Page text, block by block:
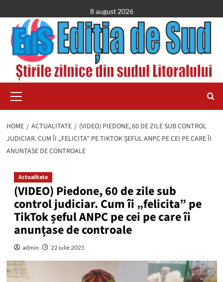
to
content
8 august 2026
Menu
HOME ACTUALITATE
(VIDEO) PIEDONE, 60 DE ZILE SUB CONTROL
JUDICIAR. CUM ÎI „FELICITA” PE TIKTOK ȘEFUL ANPC PE CEI PE CARE ÎI
ANUNȚASE DE CONTROALE
Actualitate
(VIDEO) Piedone, 60 de zile sub
control judiciar. Cum îi „felicita” pe
TikTok șeful ANPC pe cei pe care îi
anunțase de controale
admin 22 iulie 2025